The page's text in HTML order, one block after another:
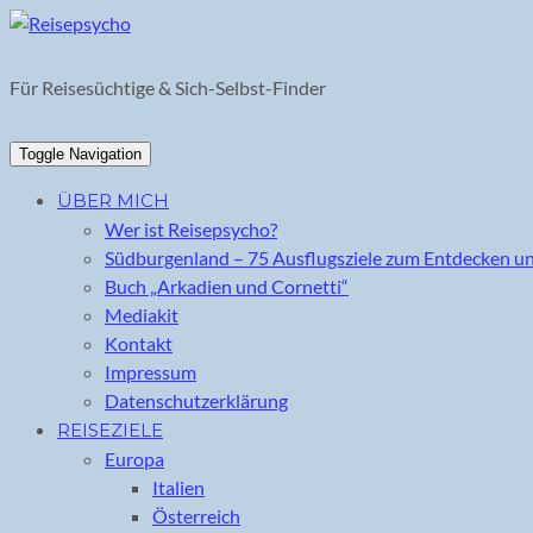
Skip
content
Für Reisesüchtige & Sich-Selbst-Finder
Toggle Navigation
ÜBER MICH
Wer ist Reisepsycho?
Südburgenland – 75 Ausflugsziele zum Entdecken
Buch „Arkadien und Cornetti“
Mediakit
Kontakt
Impressum
Datenschutzerklärung
REISEZIELE
Europa
Italien
Österreich